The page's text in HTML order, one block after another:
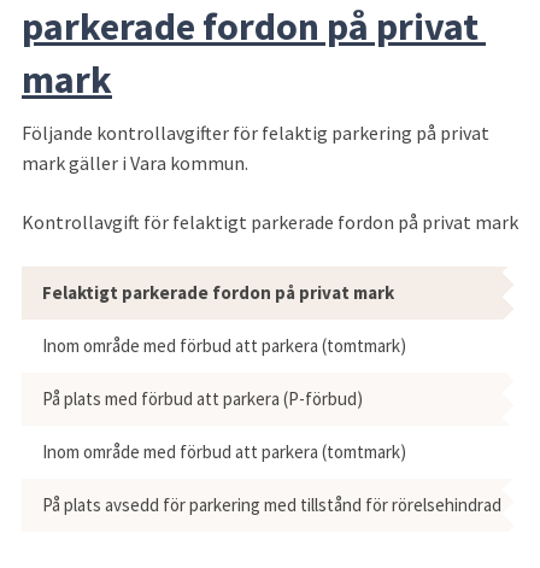
parkerade fordon på privat
mark
Följande kontrollavgifter för felaktig parkering på privat
mark gäller i Vara kommun.
Kontrollavgift för felaktigt parkerade fordon på privat mark
Felaktigt parkerade fordon på privat mark
Inom område med förbud att parkera (tomtmark)
På plats med förbud att parkera (P-förbud)
Inom område med förbud att parkera (tomtmark)
På plats avsedd för parkering med tillstånd för rörelsehindrad